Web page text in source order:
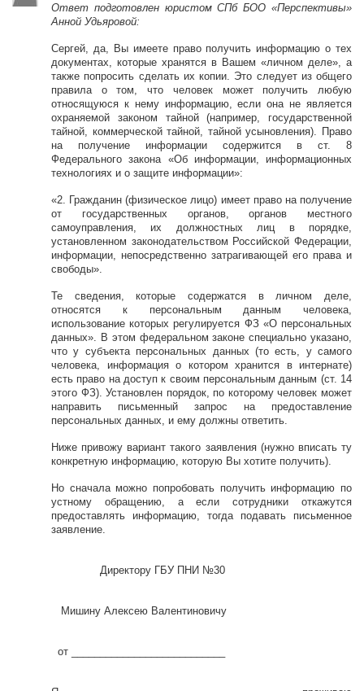
Ответ подготовлен юристом СПб БОО «Перспективы»
Анной Удьяровой:
Сергей, да, Вы имеете право получить информацию о тех
документах, которые хранятся в Вашем «личном деле», а
также попросить сделать их копии. Это следует из общего
правила о том, что человек может получить любую
относящуюся к нему информацию, если она не является
охраняемой законом тайной (например, государственной
тайной, коммерческой тайной, тайной усыновления). Право
на получение информации содержится в ст. 8
Федерального закона «Об информации, информационных
технологиях и о защите информации»:
«2. Гражданин (физическое лицо) имеет право на получение
от государственных органов, органов местного
самоуправления, их должностных лиц в порядке,
установленном законодательством Российской Федерации,
информации, непосредственно затрагивающей его права и
свободы».
Те сведения, которые содержатся в личном деле,
относятся к персональным данным человека,
использование которых регулируется ФЗ «О персональных
данных». В этом федеральном законе специально указано,
что у субъекта персональных данных (то есть, у самого
человека, информация о котором хранится в интернате)
есть право на доступ к своим персональным данным (ст. 14
этого ФЗ). Установлен порядок, по которому человек может
направить письменный запрос на предоставление
персональных данных, и ему должны ответить.
Ниже привожу вариант такого заявления (нужно вписать ту
конкретную информацию, которую Вы хотите получить).
Но сначала можно попробовать получить информацию по
устному обращению, а если сотрудники откажутся
предоставлять информацию, тогда подавать письменное
заявление.
Директору ГБУ ПНИ №30
Мишину Алексею Валентиновичу
от ___________________________